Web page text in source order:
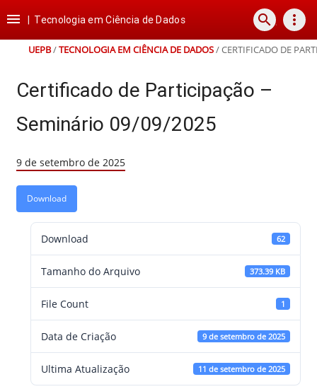
para
conteúdo
para
para
para
rodapé
 Tecnologia em Ciência de Dados search more_vert
UEPB/TECNOLOGIA EM CIÊNCIA DE DADOS/CERTIFICADO DE
Certificado de Participação –
Seminário 09/09/2025
9 de setembro de 2025
Download
Download 62
Tamanho do Arquivo 373.39 KB
File Count 1
Data de Criação 9 de setembro de 2025
Ultima Atualização 11 de setembro de 2025